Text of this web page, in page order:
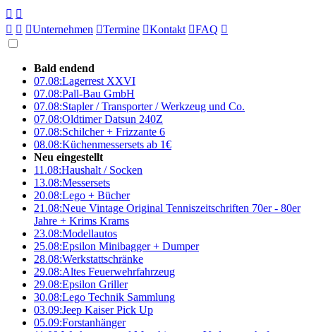
 
  Unternehmen Termine Kontakt FAQ 
Bald endend
07.08:Lagerrest XXVI
07.08:Pall-Bau GmbH
07.08:Stapler / Transporter / Werkzeug und Co.
07.08:Oldtimer Datsun 240Z
07.08:Schilcher + Frizzante 6
08.08:Küchenmessersets ab 1€
Neu eingestellt
11.08:Haushalt / Socken
13.08:Messersets
20.08:Lego + Bücher
21.08:Neue Vintage Original Tenniszeitschriften 70er - 80er
Jahre + Krims Krams
23.08:Modellautos
25.08:Epsilon Minibagger + Dumper
28.08:Werkstattschränke
29.08:Altes Feuerwehrfahrzeug
29.08:Epsilon Griller
30.08:Lego Technik Sammlung
03.09:Jeep Kaiser Pick Up
05.09:Forstanhänger